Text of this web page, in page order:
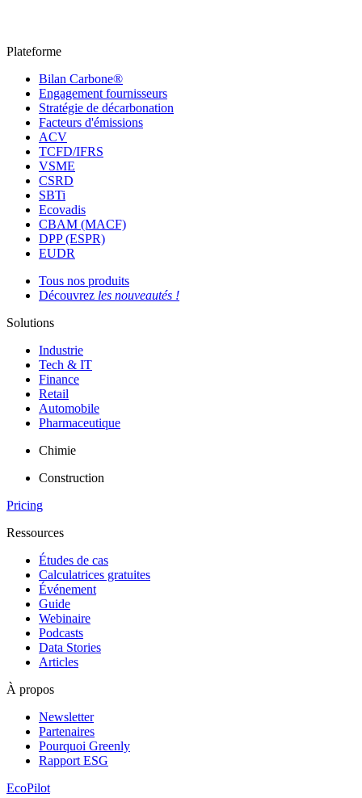
Plateforme
Bilan Carbone®
Engagement fournisseurs
Stratégie de décarbonation
Facteurs d'émissions
ACV
TCFD/IFRS
VSME
CSRD
SBTi
Ecovadis
CBAM (MACF)
DPP (ESPR)
EUDR
Tous nos produits
Découvrez les nouveautés !
Solutions
Industrie
Tech & IT
Finance
Retail
Automobile
Pharmaceutique
Chimie
Construction
Pricing
Ressources
Études de cas
Calculatrices gratuites
Événement
Guide
Webinaire
Podcasts
Data Stories
Articles
À propos
Newsletter
Partenaires
Pourquoi Greenly
Rapport ESG
EcoPilot